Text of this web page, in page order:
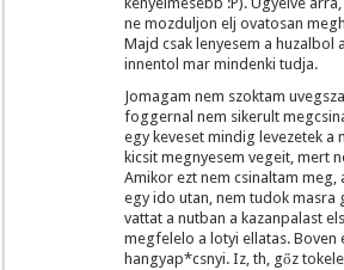
ne mozduljon elj ovatosan
Majd csak lenyesem a huzalbol
innentol mar mindenki tudja.
Jomagam nem szoktam
foggernal nem sikerult
egy keveset mindig levezetek a
kicsit megnyesem vegeit, mert
Amikor ezt nem csinaltam
egy ido utan, nem tudok masra
vattat a nutban a kazanpalast
megfelelo a lotyi ellatas. Boven
hangyap*csnyi. Iz, th, gőz